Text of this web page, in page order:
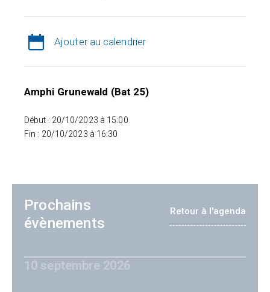
Ajouter au calendrier
Amphi Grunewald (Bat 25)
Début : 20/10/2023 à 15:00
Fin : 20/10/2023 à 16:30
Prochains
évènements
Retour à l'agenda
10 septembre 2026